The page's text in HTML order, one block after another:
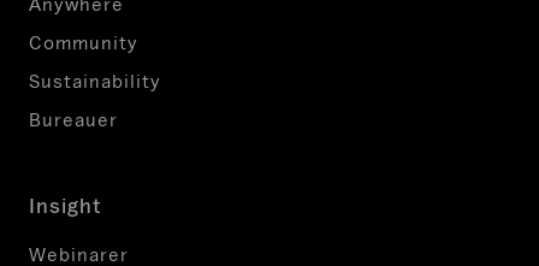
Community
Sustainability
Bureauer
Insight
Webinarer